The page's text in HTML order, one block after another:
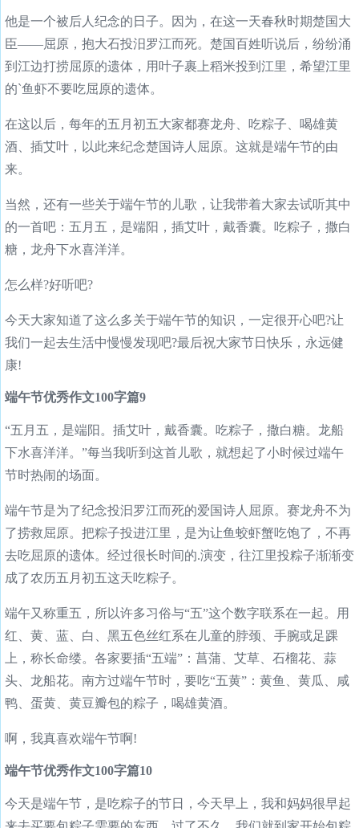
他是一个被后人纪念的日子。因为，在这一天春秋时期楚国大
臣——屈原，抱大石投汨罗江而死。楚国百姓听说后，纷纷涌
到江边打捞屈原的遗体，用叶子裹上稻米投到江里，希望江里
的`鱼虾不要吃屈原的遗体。
在这以后，每年的五月初五大家都赛龙舟、吃粽子、喝雄黄
酒、插艾叶，以此来纪念楚国诗人屈原。这就是端午节的由
来。
当然，还有一些关于端午节的儿歌，让我带着大家去试听其中
的一首吧：五月五，是端阳，插艾叶，戴香囊。吃粽子，撒白
糖，龙舟下水喜洋洋。
怎么样?好听吧?
今天大家知道了这么多关于端午节的知识，一定很开心吧?让
我们一起去生活中慢慢发现吧?最后祝大家节日快乐，永远健
康!
端午节优秀作文100字篇9
“五月五，是端阳。插艾叶，戴香囊。吃粽子，撒白糖。龙船
下水喜洋洋。”每当我听到这首儿歌，就想起了小时候过端午
节时热闹的场面。
端午节是为了纪念投汩罗江而死的爱国诗人屈原。赛龙舟不为
了捞救屈原。把粽子投进江里，是为让鱼蛟虾蟹吃饱了，不再
去吃屈原的遗体。经过很长时间的.演变，往江里投粽子渐渐变
成了农历五月初五这天吃粽子。
端午又称重五，所以许多习俗与“五”这个数字联系在一起。用
红、黄、蓝、白、黑五色丝红系在儿童的脖颈、手腕或足踝
上，称长命缕。各家要插“五端”：菖蒲、艾草、石榴花、蒜
头、龙船花。南方过端午节时，要吃“五黄”：黄鱼、黄瓜、咸
鸭、蛋黄、黄豆瓣包的粽子，喝雄黄酒。
啊，我真喜欢端午节啊!
端午节优秀作文100字篇10
今天是端午节，是吃粽子的节日，今天早上，我和妈妈很早起